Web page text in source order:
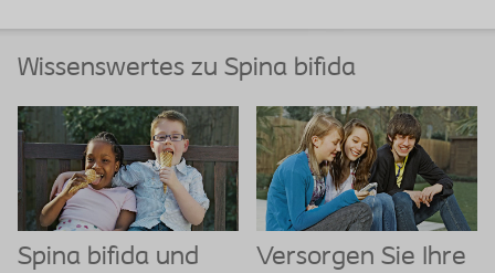
Wissenswertes zu Spina bifida
Spina bifida und
Versorgen Sie Ihre